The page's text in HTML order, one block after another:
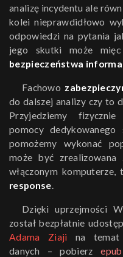
analizę incydentu ale
kolei nieprawdidłowo
odpowiedzi na pytania
jego skutki może mięc
bezpieczeństwa
Fachowo
do dalszej analizy czy to
Przyjedziemy fizycznie
pomocy
pomożemy wykonać
może być
włączonym komputerze,
response.
Dzięki uprzejmości
został bezpłatnie
Adama Ziaji na temat
danych – pobierzepub